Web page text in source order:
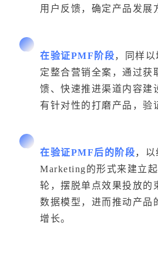
用户反馈，确定产品发展
2 在验证PMF阶段，同样以
定整合营销全案，通过获
馈、快速推进渠道内容建
有针对性的打磨产品，验
3 在验证PMF后的阶段，以
Marketing的形式来建立
轮，摆脱单点效果投放的
数据模型，进而推动产品
增长。